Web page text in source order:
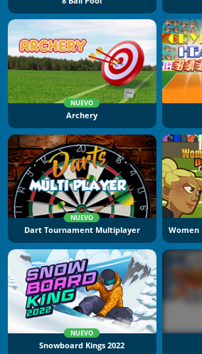
NUEVO
Archery
NUEVO
Dart Tournament Multiplayer
NUEVO
Snowboard Kings 2022